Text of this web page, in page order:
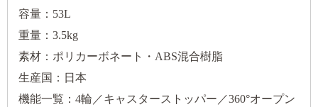
容量：53L
重量：3.5kg
素材：ポリカーボネート・ABS混合樹脂
生産国：日本
機能一覧：4輪／キャスターストッパー／360°オープン